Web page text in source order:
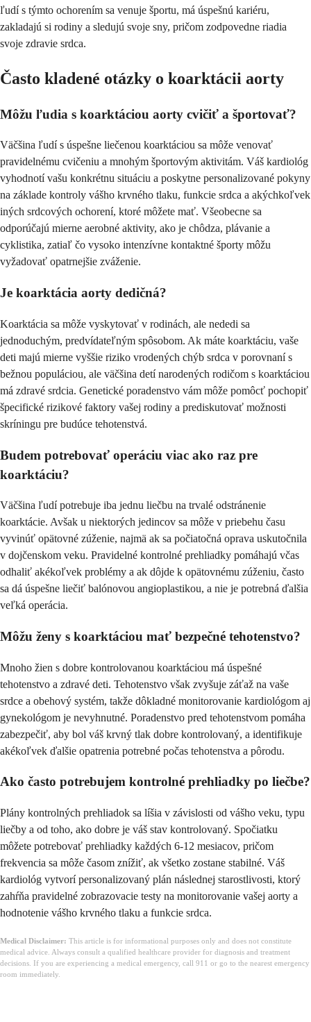
ľudí s týmto ochorením sa venuje športu, má úspešnú kariéru,
zakladajú si rodiny a sledujú svoje sny, pričom zodpovedne riadia
svoje zdravie srdca.
Často kladené otázky o koarktácii aorty
Môžu ľudia s koarktáciou aorty cvičiť a športovať?
Väčšina ľudí s úspešne liečenou koarktáciou sa môže venovať
pravidelnému cvičeniu a mnohým športovým aktivitám. Váš kardiológ
vyhodnotí vašu konkrétnu situáciu a poskytne personalizované pokyny
na základe kontroly vášho krvného tlaku, funkcie srdca a akýchkoľvek
iných srdcových ochorení, ktoré môžete mať. Všeobecne sa
odporúčajú mierne aerobné aktivity, ako je chôdza, plávanie a
cyklistika, zatiaľ čo vysoko intenzívne kontaktné športy môžu
vyžadovať opatrnejšie zváženie.
Je koarktácia aorty dedičná?
Koarktácia sa môže vyskytovať v rodinách, ale nededi sa
jednoduchým, predvídateľným spôsobom. Ak máte koarktáciu, vaše
deti majú mierne vyššie riziko vrodených chýb srdca v porovnaní s
bežnou populáciou, ale väčšina detí narodených rodičom s koarktáciou
má zdravé srdcia. Genetické poradenstvo vám môže pomôcť pochopiť
špecifické rizikové faktory vašej rodiny a prediskutovať možnosti
skríningu pre budúce tehotenstvá.
Budem potrebovať operáciu viac ako raz pre
koarktáciu?
Väčšina ľudí potrebuje iba jednu liečbu na trvalé odstránenie
koarktácie. Avšak u niektorých jedincov sa môže v priebehu času
vyvinúť opätovné zúženie, najmä ak sa počiatočná oprava uskutočnila
v dojčenskom veku. Pravidelné kontrolné prehliadky pomáhajú včas
odhaliť akékoľvek problémy a ak dôjde k opätovnému zúženiu, často
sa dá úspešne liečiť balónovou angioplastikou, a nie je potrebná ďalšia
veľká operácia.
Môžu ženy s koarktáciou mať bezpečné tehotenstvo?
Mnoho žien s dobre kontrolovanou koarktáciou má úspešné
tehotenstvo a zdravé deti. Tehotenstvo však zvyšuje záťaž na vaše
srdce a obehový systém, takže dôkladné monitorovanie kardiológom aj
gynekológom je nevyhnutné. Poradenstvo pred tehotenstvom pomáha
zabezpečiť, aby bol váš krvný tlak dobre kontrolovaný, a identifikuje
akékoľvek ďalšie opatrenia potrebné počas tehotenstva a pôrodu.
Ako často potrebujem kontrolné prehliadky po liečbe?
Plány kontrolných prehliadok sa líšia v závislosti od vášho veku, typu
liečby a od toho, ako dobre je váš stav kontrolovaný. Spočiatku
môžete potrebovať prehliadky každých 6-12 mesiacov, pričom
frekvencia sa môže časom znížiť, ak všetko zostane stabilné. Váš
kardiológ vytvorí personalizovaný plán následnej starostlivosti, ktorý
zahŕňa pravidelné zobrazovacie testy na monitorovanie vašej aorty a
hodnotenie vášho krvného tlaku a funkcie srdca.
Medical Disclaimer: This article is for informational purposes only and does not constitute
medical advice. Always consult a qualified healthcare provider for diagnosis and treatment
decisions. If you are experiencing a medical emergency, call 911 or go to the nearest emergency
room immediately.